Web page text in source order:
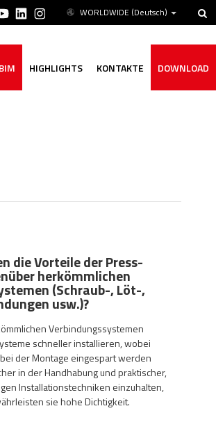
WORLDWIDE (Deutsch)
BIM HIGHLIGHTS KONTAKTE DOWNLOAD
die Vorteile der Press-
herkömmlichen
(Schraub-, Löt-,
usw.)?
Verbindungssystemen
schneller installieren, wobei
der Montage eingespart werden
in der Handhabung und praktischer,
Installationstechniken einzuhalten,
sie hohe Dichtigkeit.